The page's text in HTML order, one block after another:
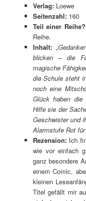
Verlag: Loewe
Seitenzahl:160
Teil einer
Reihe.
Inhalt:
blicken – die
magische
die Schule steht
noch eine
Glück haben die
Hilfe sie der
Geschwister und
Alarmstufe Rot
Rezension: Ich
wie vor einfach
ganz besondere
einem Comic,
kleinen
Titel gefällt mir